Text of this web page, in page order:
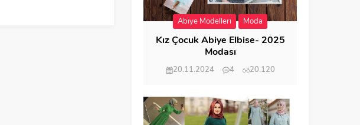
Abiye Modelleri Moda
Kız Çocuk Abiye Elbise- 2025
Modası
20.11.2024 4 20.120